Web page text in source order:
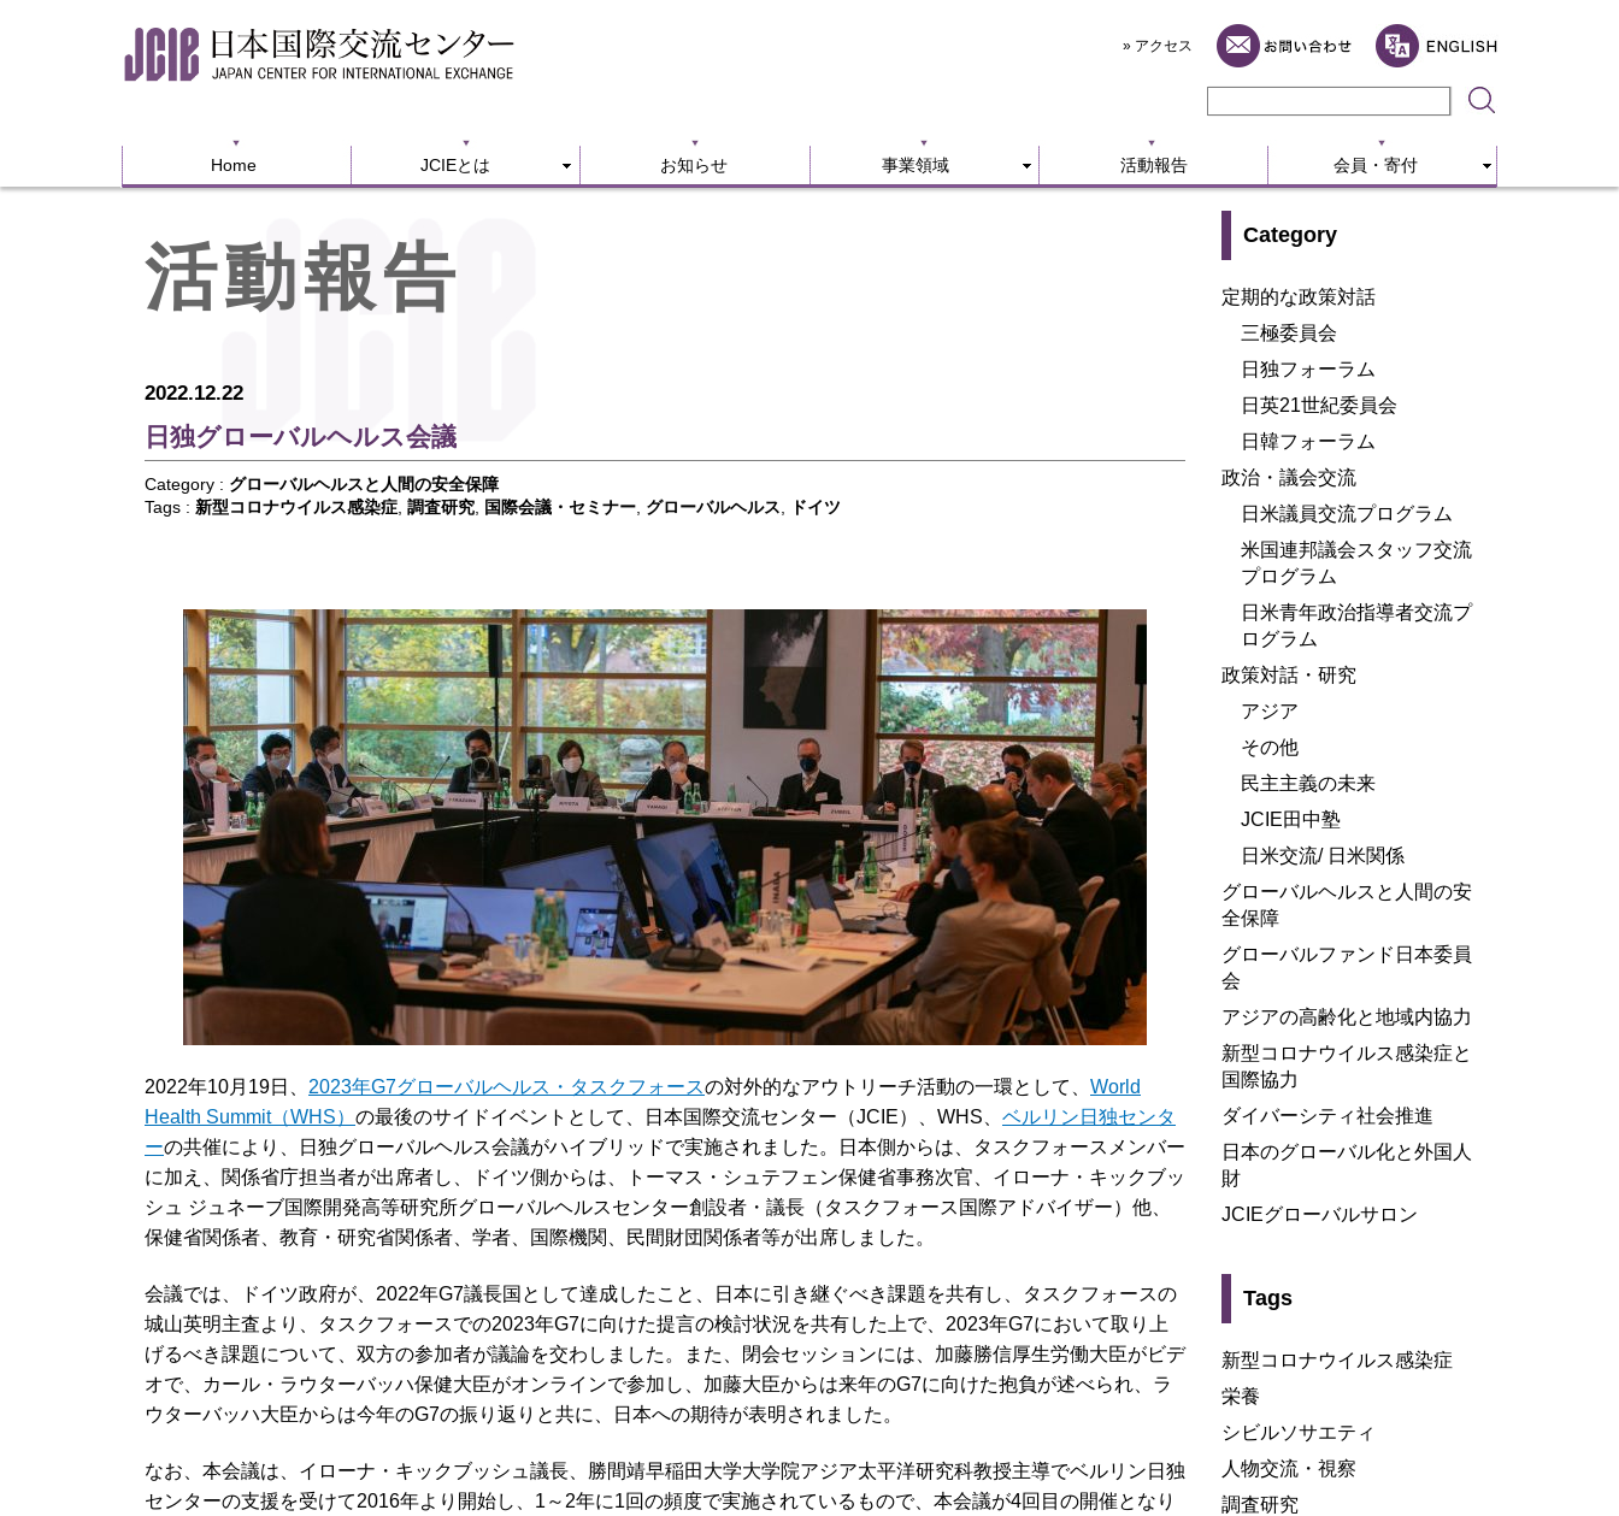
» アクセス
Home JCIEとは お知らせ 事業領域 活動報告 会員・寄付
Home JCIEとは 活動報告 会員・寄付
活動報告
2022.12.22
日独グローバルヘルス会議
Category : グローバルヘルスと人間の安全保障
Tags : 新型コロナウイルス感染症 調査研究 国際会議・セミナー グローバルヘルス ドイツ
2022年10月19日、 2023年G7グローバルヘルス・タスクフォースの対外的なアウトリーチ活動の一環として、 World
Health Summit（WHS） の最後のサイドイベントとして、日本国際交流センター（JCIE）、WHS、 ベルリン日独センタ
ーの共催により、日独グローバルヘルス会議がハイブリッドで実施されました。日本側からは、タスクフォースメンバー
に加え、関係省庁担当者が出席者し、ドイツ側からは、トーマス・シュテフェン保健省事務次官、イローナ・キックブッ
シュ ジュネーブ国際開発高等研究所グローバルヘルスセンター創設者・議長（タスクフォース国際アドバイザー）他、
保健省関係者、教育・研究省関係者、学者、国際機関、民間財団関係者等が出席しました。
会議では、ドイツ政府が、2022年G7議長国として達成したこと、日本に引き継ぐべき課題を共有し、タスクフォースの
城山英明主査より、タスクフォースでの2023年G7に向けた提言の検討状況を共有した上で、2023年G7において取り上
げるべき課題について、双方の参加者が議論を交わしました。また、閉会セッションには、加藤勝信厚生労働大臣がビデ
オで、カール・ラウターバッハ保健大臣がオンラインで参加し、加藤大臣からは来年のG7に向けた抱負が述べられ、ラ
ウターバッハ大臣からは今年のG7の振り返りと共に、日本への期待が表明されました。
なお、本会議は、イローナ・キックブッシュ議長、勝間靖早稲田大学大学院アジア太平洋研究科教授主導でベルリン日独
センターの支援を受けて2016年より開始し、1～2年に1回の頻度で実施されているもので、本会議が4回目の開催となり
Category
定期的な政策対話
三極委員会
日独フォーラム
日英21世紀委員会
日韓フォーラム
政治・議会交流
日米議員交流プログラム
米国連邦議会スタッフ交流
プログラム
日米青年政治指導者交流プ
ログラム
政策対話・研究
アジア
その他
民主主義の未来
JCIE田中塾
日米交流/ 日米関係
グローバルヘルスと人間の安
全保障
グローバルファンド日本委員
会
アジアの高齢化と地域内協力
新型コロナウイルス感染症と
国際協力
ダイバーシティ社会推進
日本のグローバル化と外国人
財
JCIEグローバルサロン
Tags
新型コロナウイルス感染症
栄養
シビルソサエティ
人物交流・視察
調査研究